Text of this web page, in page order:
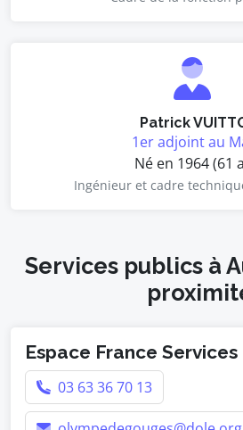
Patrick
1er adjoint au
Né en 1964 (61
Ingénieur et cadre
Services publics à
Espace France Services
03 63 36 70 13